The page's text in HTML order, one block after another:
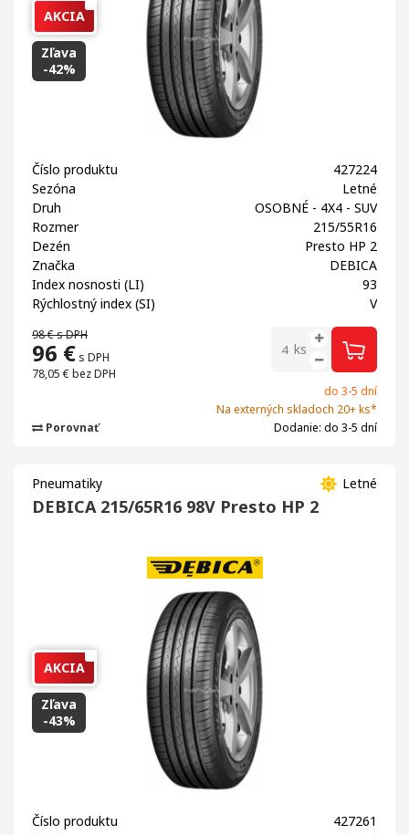
AKCIA
Zľava
-42%
Číslo produktu
427224
Sezóna
Letné
Druh
OSOBNÉ - 4X4 - SUV
Rozmer
215/55R16
Dezén
Presto HP 2
Značka
DEBICA
Index nosnosti (LI)
93
Rýchlostný index (SI)
V
98 €s DPH
96 € s DPH
78,05 € bez DPH
ks
do 3-5 dní
Na externých skladoch 20+ ks*
Dodanie: do 3-5 dní
Porovnať
Letné
Pneumatiky
DEBICA 215/65R16 98V Presto HP 2
AKCIA
Zľava
-43%
Číslo produktu
427261